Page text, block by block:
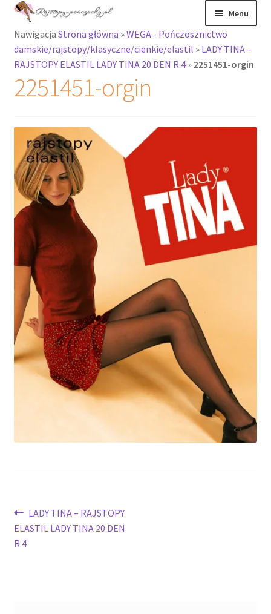
Przejdź
nawigacji
Przejdź
treści
Menu
Rajstopy
Rozwiń
menu
potomne
Podkolanówki i
skarpetki
Wszystkie
produkty
Recenzje
Rozwiń
menu
potomne
Nawigacja Strona główna »WEGA - Pończosznictwo
damskie/rajstopy/klasyczne/cienkie/elastil » LADY TINA –
RAJSTOPY ELASTIL LADY TINA 20 DEN R.4» 2251451-orgin
2251451-orgin
Nawigacja
wpisu
Poprzedni
wpis:
LADY TINA – RAJSTOPY
ELASTIL LADY TINA 20 DEN
R.4